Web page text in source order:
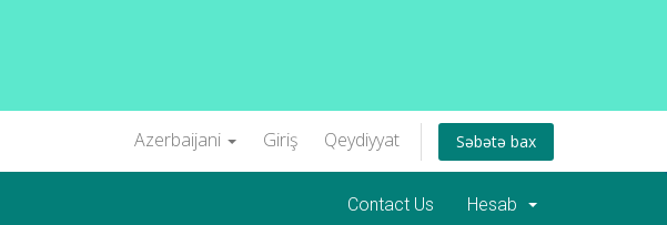
Azerbaijani Giriş Qeydiyyat Səbətə bax
Contact Us Hesab